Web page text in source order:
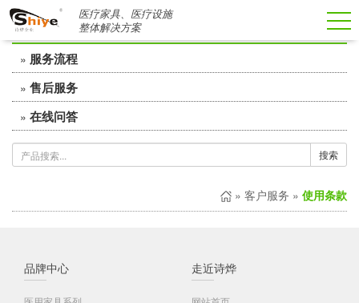
医疗家具、医疗设施
整体解决方案
客户服务
» 服务流程
» 售后服务
» 在线问答
搜索
» 客户服务 » 使用条款
品牌中心 走近诗烨